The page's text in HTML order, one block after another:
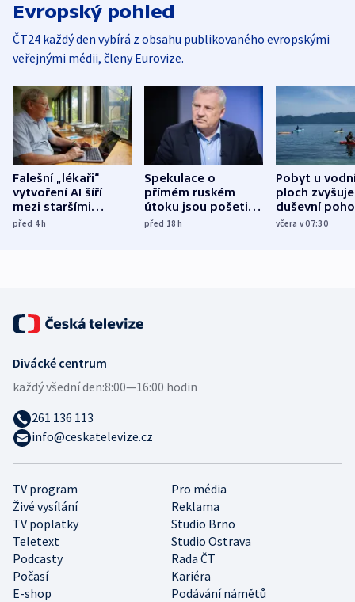
Evropský pohled
ČT24 každý den vybírá z obsahu publikovaného evropskými
veřejnými médii, členy Eurovize.
Falešní „lékaři“
vytvoření AI šíří
mezi staršími
Poláky nebezpečné
před 4h
Spekulace o
přímém ruském
útoku jsou pošetilé,
míní estonský
před 18h
Pobyt u
ploch zvyšuje
duševní
ukázala
včera v 07:30
TV program
Pro média
Živé vysílání
Reklama
TV poplatky
Studio Brno
Teletext
Studio Ostrava
Podcasty
Rada ČT
Počasí
Kariéra
E-shop
Podávání námětů
Divácké centrum
každý všední den:8:00—16:00 hodin
261 136 113
info@ceskatelevize.cz